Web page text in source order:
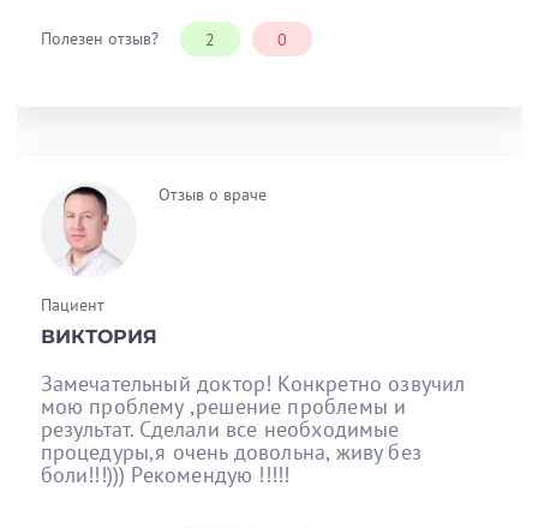
Полезен отзыв? 2 0
Отзыв о враче
Пациент
ВИКТОРИЯ
Замечательный доктор! Конкретно озвучил
мою проблему ,решение проблемы и
результат. Сделали все необходимые
процедуры,я очень довольна, живу без
боли!!!))) Рекомендую !!!!!